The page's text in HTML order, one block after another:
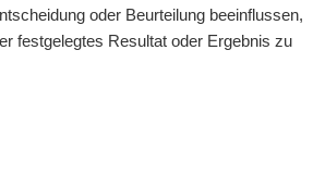
oder Beurteilung beeinflussen,
festgelegtes Resultat oder Ergebnis zu